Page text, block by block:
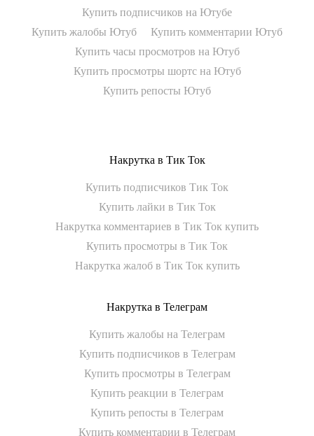
Купить подписчиков на Ютубе
Купить жалобы Ютуб
Купить комментарии Ютуб
Купить часы просмотров на Ютуб
Купить просмотры шортс на Ютуб
Купить репосты Ютуб
Накрутка в Тик Ток
Купить подписчиков Тик Ток
Купить лайки в Тик Ток
Накрутка комментариев в Тик Ток купить
Купить просмотры в Тик Ток
Накрутка жалоб в Тик Ток купить
Накрутка в Телеграм
Купить жалобы на Телеграм
Купить подписчиков в Телеграм
Купить просмотры в Телеграм
Купить реакции в Телеграм
Купить репосты в Телеграм
Купить комментарии в Телеграм